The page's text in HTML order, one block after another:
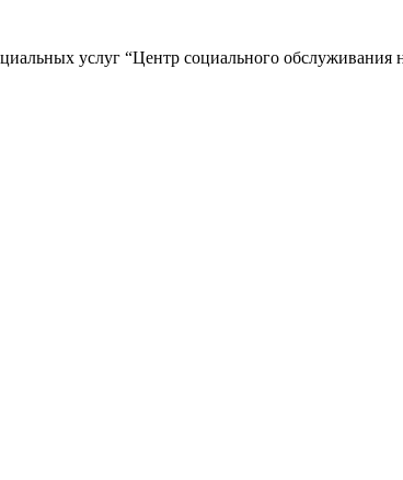
услуг “Центр социального обслуживания